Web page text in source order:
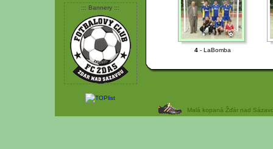
::: Bannery :::
4 - LaBomba
Malá kopaná Žďár nad